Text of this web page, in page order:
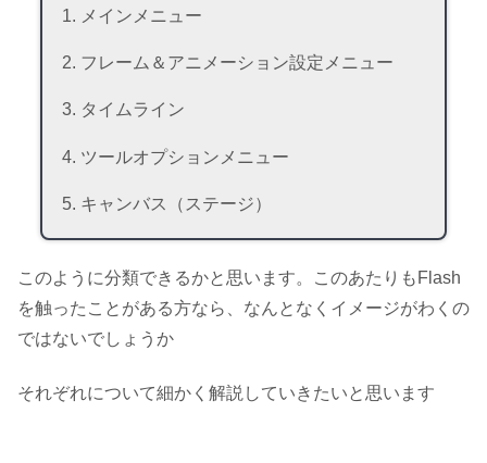
メインメニュー
フレーム＆アニメーション設定メニュー
タイムライン
ツールオプションメニュー
キャンバス（ステージ）
このように分類できるかと思います。このあたりもFlash
を触ったことがある方なら、なんとなくイメージがわくの
ではないでしょうか
それぞれについて細かく解説していきたいと思います